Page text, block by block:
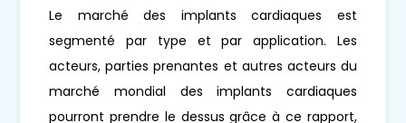
Le marché des implants cardiaques est
segmenté par type et par application. Les
acteurs, parties prenantes et autres acteurs du
marché mondial des implants cardiaques
pourront prendre le dessus grâce à ce rapport,